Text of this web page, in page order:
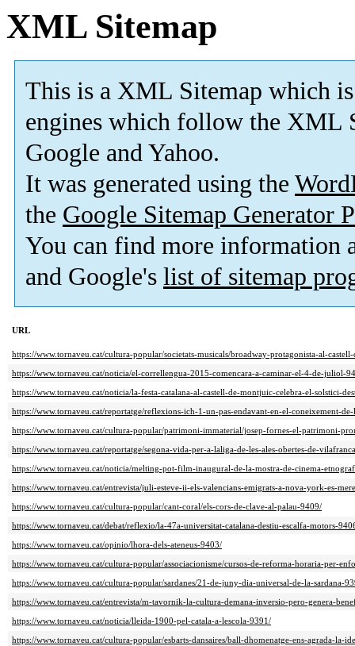
XML Sitemap
This is a XML Sitemap which is
engines which follow the XML
Google and Yahoo.
It was generated using the
the Google Sitemap Generator
You can find more information
and Google's list of sitemap
URL
https://www.tornaveu.cat/cultura-popular/societats-musicals/broadway-protagonista-al-
https://www.tornaveu.cat/noticia/el-correllengua-2015-comencara-a-caminar-el-4-de-juliol-
https://www.tornaveu.cat/noticia/la-festa-catalana-al-castell-de-montjuic-celebra-el-solstici-
https://www.tornaveu.cat/reportatge/reflexions-ich-1-un-pas-endavant-en-el-coneixement-
https://www.tornaveu.cat/cultura-popular/patrimoni-immaterial/josep-fornes-el-patrimoni-
https://www.tornaveu.cat/reportatge/segona-vida-per-a-laliga-de-les-ales-obertes-de-
https://www.tornaveu.cat/noticia/melting-pot-film-inaugural-de-la-mostra-de-cinema-
https://www.tornaveu.cat/entrevista/juli-esteve-ii-els-valencians-emigrats-a-nova-york-es-
https://www.tornaveu.cat/cultura-popular/cant-coral/els-cors-de-clave-al-palau-9409/
https://www.tornaveu.cat/debat/reflexio/la-47a-universitat-catalana-destiu-escalfa-motors-
https://www.tornaveu.cat/opinio/lhora-dels-ateneus-9403/
https://www.tornaveu.cat/cultura-popular/associacionisme/cursos-de-reforma-horaria-per-
https://www.tornaveu.cat/cultura-popular/sardanes/21-de-juny-dia-universal-de-la-sardana-
https://www.tornaveu.cat/entrevista/m-tavornik-la-cultura-demana-inversio-pero-genera-
https://www.tornaveu.cat/noticia/lleida-1900-pel-catala-a-lescola-9391/
https://www.tornaveu.cat/cultura-popular/esbarts-dansaires/ball-dhomenatge-ens-agrada-la-